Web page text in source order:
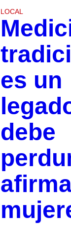
LOCAL
es un
debe